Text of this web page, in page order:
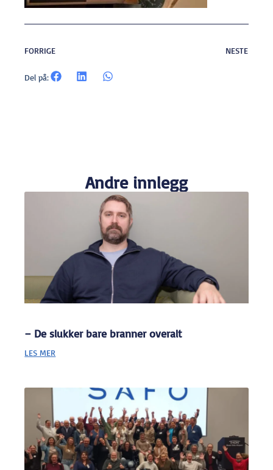
FORRIGE NESTE
Del på:
Andre innlegg
– De slukker bare branner overalt
LES MER